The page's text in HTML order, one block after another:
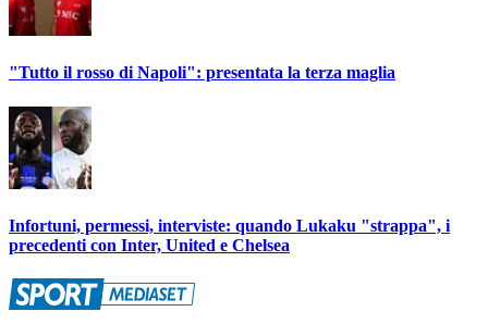
"Tutto il rosso di Napoli": presentata la terza maglia
Infortuni, permessi, interviste: quando Lukaku "strappa", i
precedenti con Inter, United e Chelsea